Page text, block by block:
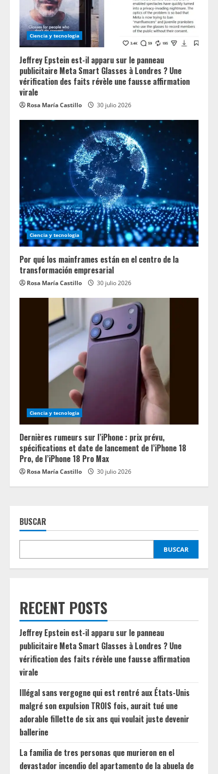
n
g Ciencia y tecnologia
Jeffrey Epstein est-il apparu sur le panneau
publicitaire Meta Smart Glasses à Londres ? Une
vérification des faits révèle une fausse affirmation
virale
Rosa María Castillo 30 julio 2026
Ciencia y tecnologia
Por qué los mainframes están en el centro de la
transformación empresarial
Rosa María Castillo 30 julio 2026
Ciencia y tecnologia
Dernières rumeurs sur l’iPhone : prix prévu,
spécifications et date de lancement de l’iPhone 18
Pro, de l’iPhone 18 Pro Max
Rosa María Castillo 30 julio 2026
BUSCAR
BUSCAR
RECENT POSTS
Jeffrey Epstein est-il apparu sur le panneau
publicitaire Meta Smart Glasses à Londres ? Une
vérification des faits révèle une fausse affirmation
virale
Illégal sans vergogne qui est rentré aux États-Unis
malgré son expulsion TROIS fois, aurait tué une
adorable fillette de six ans qui voulait juste devenir
ballerine
La familia de tres personas que murieron en el
devastador incendio del apartamento de la abuela de